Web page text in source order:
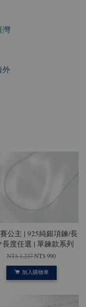
灣
外
公主 | 925純銀項鍊/長
度任選 | 單鍊款系列
NT$ 1,237NT$ 990
加入購物車